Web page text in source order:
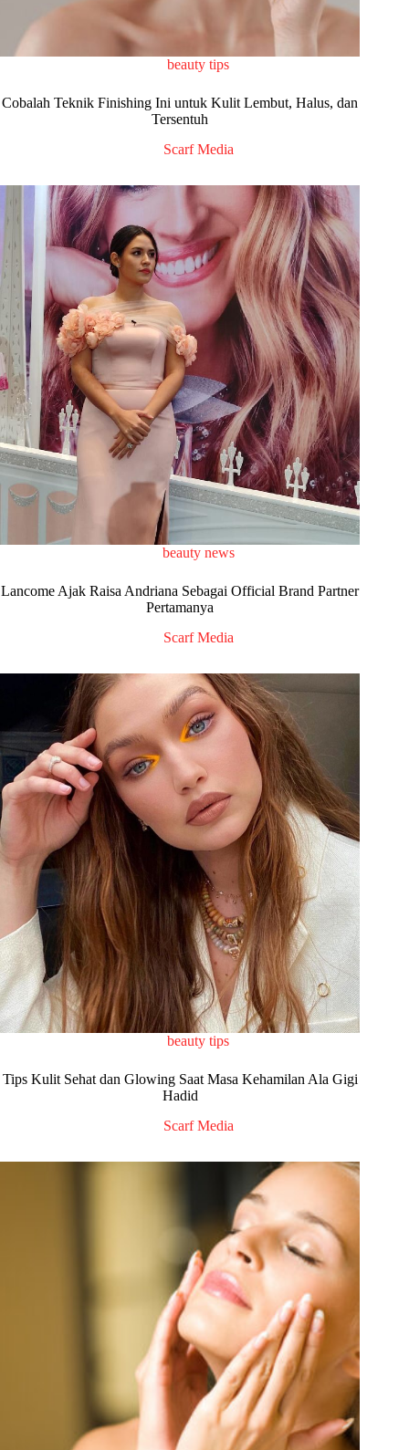
beauty tips
Cobalah Teknik Finishing Ini untuk Kulit Lembut, Halus, dan
Tersentuh
Scarf Media
beauty news
Lancome Ajak Raisa Andriana Sebagai Official Brand Partner
Pertamanya
Scarf Media
beauty tips
Tips Kulit Sehat dan Glowing Saat Masa Kehamilan Ala Gigi
Hadid
Scarf Media